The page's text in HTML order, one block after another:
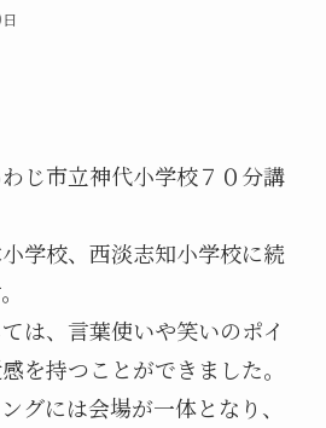
じ市立神代小学校７０分講
学校、西淡志知小学校に続
は、言葉使いや笑いのポイ
を持つことができました。
グには会場が一体となり、